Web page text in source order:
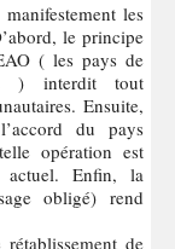
les
le principe
( les pays de
) interdit tout
Ensuite,
du pays
opération est
actuel. Enfin, la
obligé) rend
de